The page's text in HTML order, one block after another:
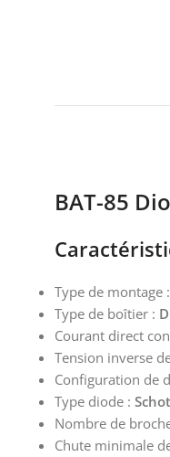
BAT-85
Type de montage :
Type de boîtier :
Courant direct
Tension inverse
Configuration de
Type diode :
Nombre de
Chute minimale